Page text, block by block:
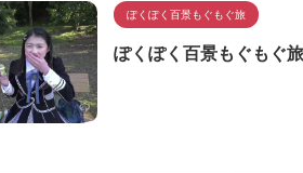
ぽくぽく百景もぐもぐ旅
ぽくぽく百景もぐも